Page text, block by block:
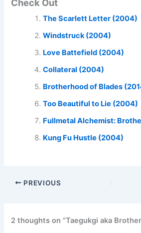
Check Out
The Scarlett Letter (2004)
Windstruck (2004)
Love Battefield (2004)
Collateral (2004)
Brotherhood of Blades
Too Beautiful to Lie (2004)
Fullmetal Alchemist:
Kung Fu Hustle (2004)
PREVIOUS
2 thoughts on “Taegukgi aka